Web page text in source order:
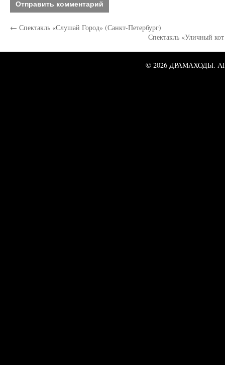
← Спектакль «Слушай Город» (Санкт-Петербург)
Спектакль «Уличный
© 2026 ДРАМАХОДЫ. All